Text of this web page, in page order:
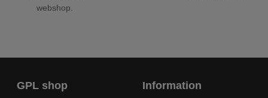
webshop.
GPL shop Information